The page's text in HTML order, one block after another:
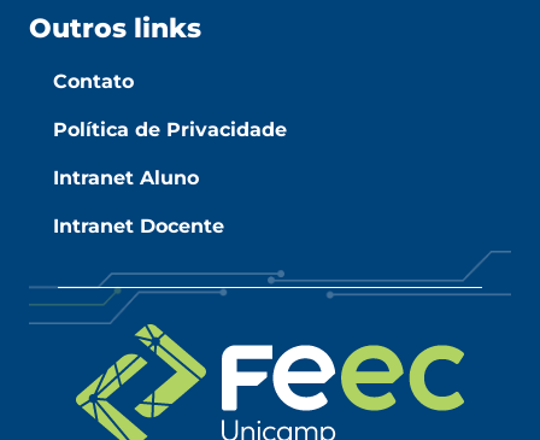
Outros links
Contato
Política de Privacidade
Intranet Aluno
Intranet Docente